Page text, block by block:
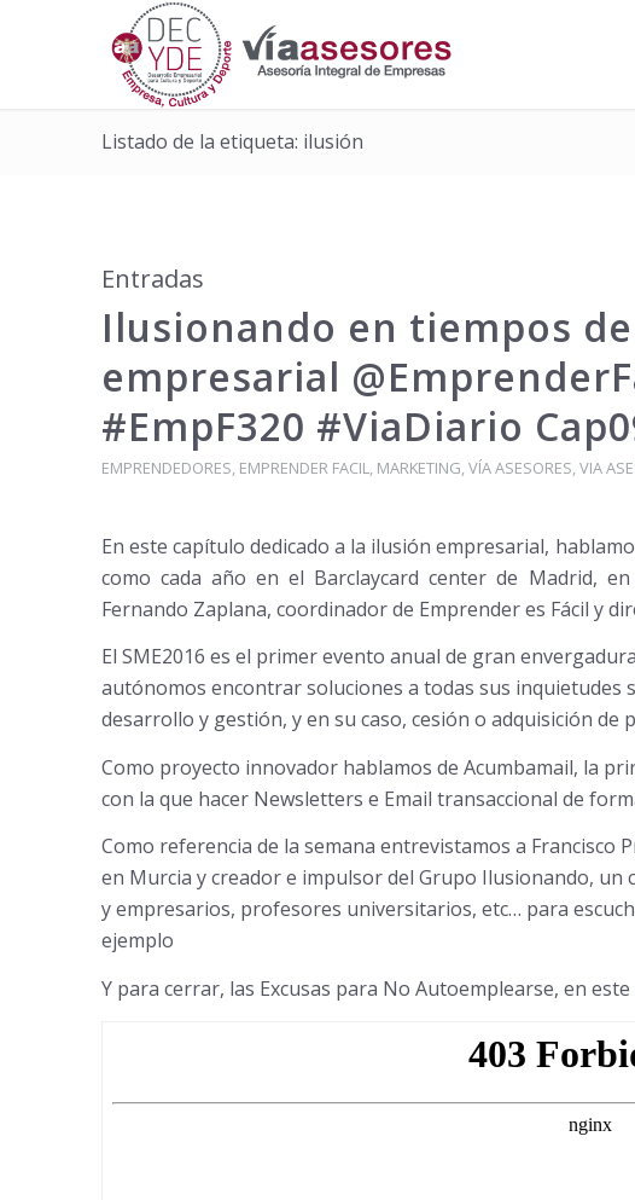
Listado de la etiqueta: ilusión
Entradas
Ilusionando en tiempos
empresarial
#EmpF320 #ViaDiario
EMPRENDEDORES, EMPRENDER FACIL, MARKETING,VÍA ASESORES,VIA
En este capítulo dedicado a la ilusión empresarial,
como cada año en el Barclaycard center de Madrid,
Fernando Zaplana, coordinador de Emprender es Fácil y
El SME2016 es el primer evento anual de gran
autónomos encontrar soluciones a todas sus inquietudes
desarrollo y gestión, y en su caso, cesión o adquisición de
Como proyecto innovador hablamos de Acumbamail, la
con la que hacer Newsletters e Email transaccional de
Como referencia de la semana entrevistamos a Francisco
en Murcia y creador e impulsor del Grupo Ilusionando,
y empresarios, profesores universitarios, etc… para
ejemplo
Y para cerrar, las Excusas para No Autoemplearse, en